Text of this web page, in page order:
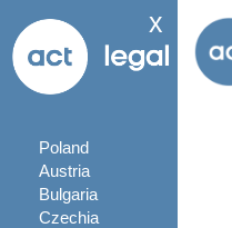
x
Poland
Austria
Bulgaria
Czechia